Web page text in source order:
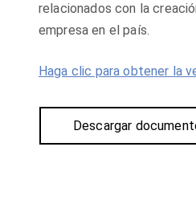
relacionados con la
empresa en el país.
Haga clic para obtener la
Descargar